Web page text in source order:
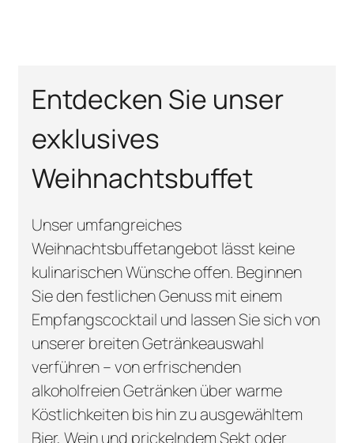
Entdecken Sie unser
exklusives
Weihnachtsbuffet
Unser umfangreiches
Weihnachtsbuffetangebot lässt keine
kulinarischen Wünsche offen. Beginnen
Sie den festlichen Genuss mit einem
Empfangscocktail und lassen Sie sich von
unserer breiten Getränkeauswahl
verführen – von erfrischenden
alkoholfreien Getränken über warme
Köstlichkeiten bis hin zu ausgewähltem
Bier, Wein und prickelndem Sekt oder